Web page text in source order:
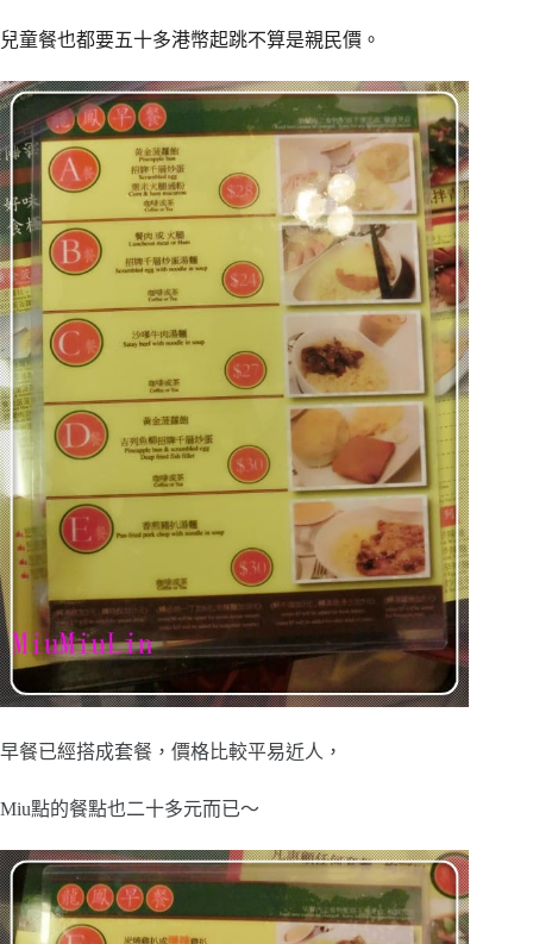
兒童餐也都要五十多港幣起跳不算是親民價。
早餐已經搭成套餐，價格比較平易近人，
Miu點的餐點也二十多元而已～